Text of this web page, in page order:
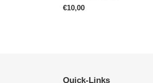
Normaler
€10,00
Quick-Links